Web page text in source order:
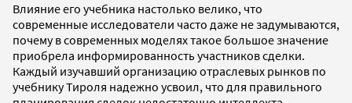
Влияние его учебника настолько велико, что
современные исследователи часто даже не задумываются,
почему в современных моделях такое большое значение
приобрела информированность участников сделки.
Каждый изучавший организацию отраслевых рынков по
учебнику Тироля надежно усвоил, что для правильного